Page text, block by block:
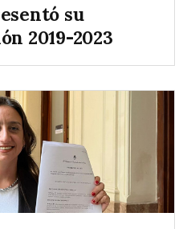
su
2019-2023